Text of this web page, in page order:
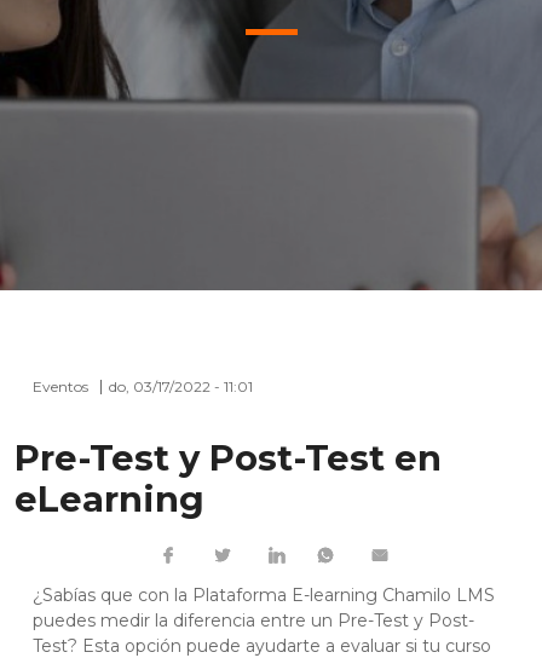
Eventos do, 03/17/2022 - 11:01
Pre-Test y Post-Test en
eLearning
¿Sabías que con la Plataforma E-learning Chamilo LMS
puedes medir la diferencia entre un Pre-Test y Post-
Test? Esta opción puede ayudarte a evaluar si tu curso